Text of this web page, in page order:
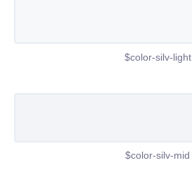
$color-silv-light
$color-silv-mid